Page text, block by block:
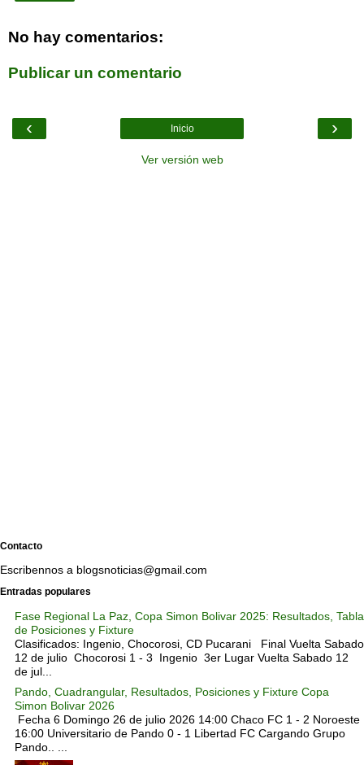
No hay comentarios:
Publicar un comentario
‹ ›
Inicio
Ver versión web
Contacto
Escribennos a blogsnoticias@gmail.com
Entradas populares
Fase Regional La Paz, Copa Simon Bolivar 2025: Resultados, Tabla
de Posiciones y Fixture
Clasificados: Ingenio, Chocorosi, CD Pucarani Final Vuelta Sabado
12 de julio Chocorosi 1 - 3 Ingenio 3er Lugar Vuelta Sabado 12
de jul...
Pando, Cuadrangular, Resultados, Posiciones y Fixture Copa
Simon Bolivar 2026
Fecha 6 Domingo 26 de julio 2026 14:00 Chaco FC 1 - 2 Noroeste
16:00 Universitario de Pando 0 - 1 Libertad FC Cargando Grupo
Pando.. ...